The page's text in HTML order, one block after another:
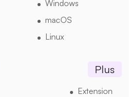
Windows
macOS
Linux
Plus
Extension